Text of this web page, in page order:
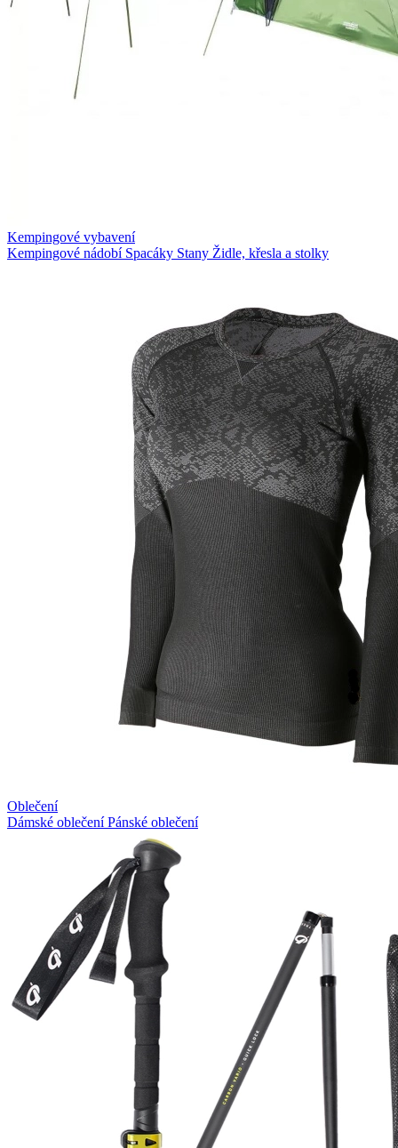
Kempingové vybavení
Kempingové nádobí Spacáky Stany Židle, křesla a stolky
Oblečení
Dámské oblečeníPánské oblečení